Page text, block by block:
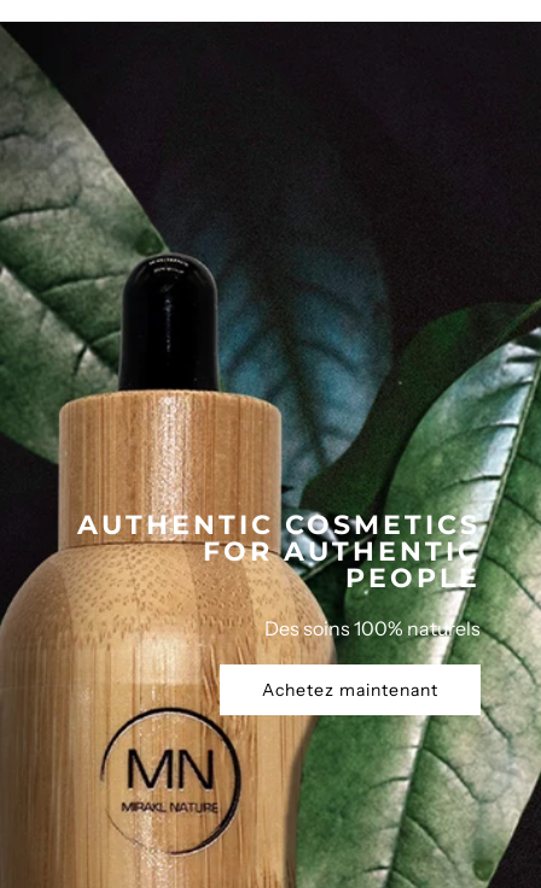
AUTHENTIC COSMETICS
FOR AUTHENTIC
PEOPLE
Des soins 100% naturels
Achetez maintenant